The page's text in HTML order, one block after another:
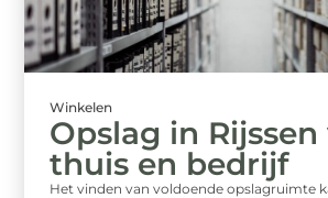
Winkelen
Opslag in Rijssen
thuis en bedrijf
Het vinden van voldoende opslagruimte